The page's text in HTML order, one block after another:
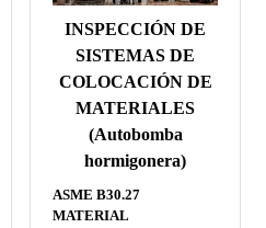
INSPECCIÓN DE
SISTEMAS DE
COLOCACIÓN DE
MATERIALES
(Autobomba
hormigonera)
ASME B30.27
MATERIAL